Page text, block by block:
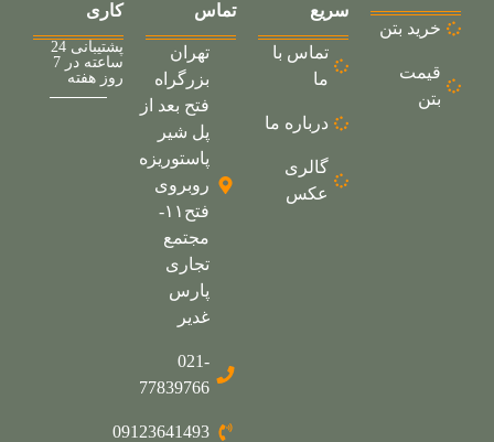
خرید بتن
قیمت
بتن
سریع
تماس با
ما
درباره ما
گالری
عکس
تماس
تهران
بزرگراه
فتح بعد از
پل شیر
پاستوریزه
روبروی
فتح۱۱-
مجتمع
تجاری
پارس
غدیر
021-
77839766
09123641493
کاری
پشتیبانی 24
ساعته در 7
روز هفته